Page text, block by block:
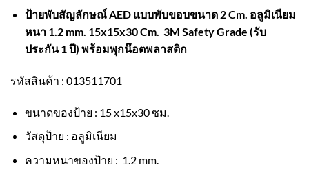
ป้ายพับสัญลักษณ์ AED แบบพับขอบขนาด 2 Cm. อลูมิเนียม
หนา 1.2 mm. 15x15x30 Cm. 3M Safety Grade (รับ
ประกัน 1 ปี) พร้อมพุกน๊อตพลาสติก
รหัสสินค้า : 013511701
ขนาดของป้าย : 15 x15x30 ซม.
วัสดุป้าย : อลูมิเนียม
ความหนาของป้าย : 1.2 mm.